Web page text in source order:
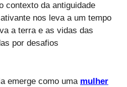
contexto da antiguidade
nos leva a um tempo
a terra e as vidas das
por desafios
emerge como uma mulher